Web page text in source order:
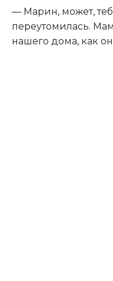
— Марин, может,
переутомилась.
нашего дома, как